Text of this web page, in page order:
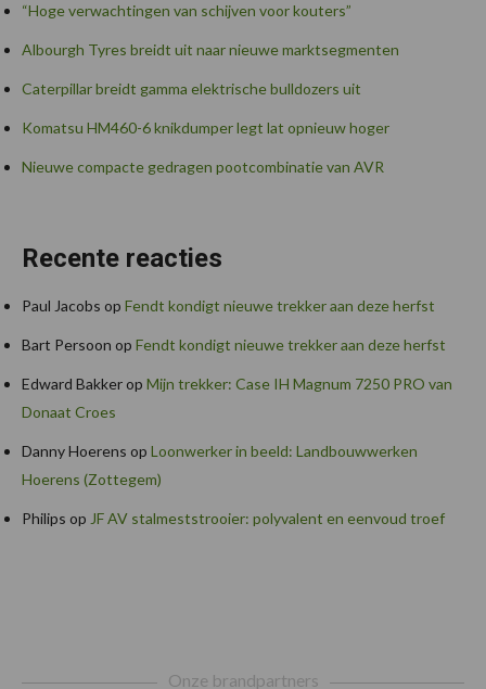
“Hoge verwachtingen van schijven voor kouters”
Albourgh Tyres breidt uit naar nieuwe marktsegmenten
Caterpillar breidt gamma elektrische bulldozers uit
Komatsu HM460-6 knikdumper legt lat opnieuw hoger
Nieuwe compacte gedragen pootcombinatie van AVR
Recente reacties
Paul Jacobs op Fendt kondigt nieuwe trekker aan deze herfst
Bart Persoon op Fendt kondigt nieuwe trekker aan deze herfst
Edward Bakkerop Mijn trekker: Case IH Magnum 7250 PRO van
Donaat Croes
Danny Hoerens op Loonwerker in beeld: Landbouwwerken
Hoerens (Zottegem)
Philips op JF AV stalmeststrooier: polyvalent en eenvoud troef
Onze brandpartners